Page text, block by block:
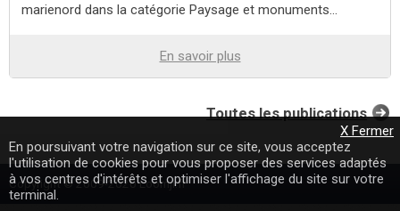
marienord dans la catégorie Paysage et monuments...
En savoir plus
Toutes les publications
Copyright © 2009-2020 Loomji.fr
X Fermer
En poursuivant votre navigation sur ce site, vous acceptez
l'utilisation de cookies pour vous proposer des services adaptés
à vos centres d'intérêts et optimiser l'affichage du site sur votre
terminal.